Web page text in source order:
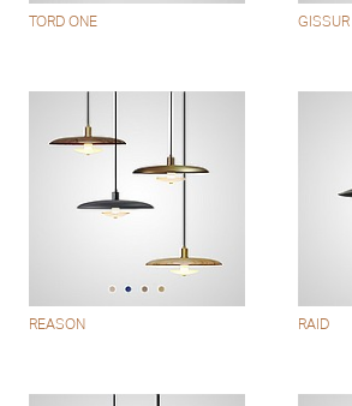
TORD ONE GISSUR
REASON RAID